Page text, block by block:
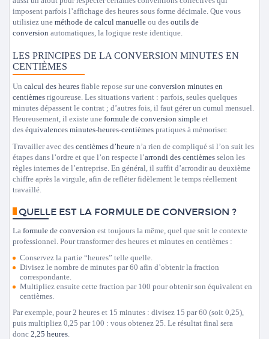
imposent parfois l’affichage des heures sous forme décimale. Que vous
utilisiez une méthode de calcul manuelle ou des outils de
conversion automatiques, la logique reste identique.
LES PRINCIPES DE LA CONVERSION MINUTES EN
CENTIÈMES
Un calcul des heures fiable repose sur une conversion minutes en
centièmes rigoureuse. Les situations varient : parfois, seules quelques
minutes dépassent le contrat ; d’autres fois, il faut gérer un cumul mensuel.
Heureusement, il existe une formule de conversion simple et
des équivalences minutes-heures-centièmes pratiques à mémoriser.
Travailler avec des centièmes d’heure n’a rien de compliqué si l’on suit les
étapes dans l’ordre et que l’on respecte l’arrondi des centièmes selon les
règles internes de l’entreprise. En général, il suffit d’arrondir au deuxième
chiffre après la virgule, afin de refléter fidèlement le temps réellement
travaillé.
QUELLE EST LA FORMULE DE CONVERSION ?
La formule de conversion est toujours la même, quel que soit le contexte
professionnel. Pour transformer des heures et minutes en centièmes :
Conservez la partie “heures” telle quelle.
Divisez le nombre de minutes par 60 afin d’obtenir la fraction
correspondante.
Multipliez ensuite cette fraction par 100 pour obtenir son équivalent en
centièmes.
Par exemple, pour 2 heures et 15 minutes : divisez 15 par 60 (soit 0,25),
puis multipliez 0,25 par 100 : vous obtenez 25. Le résultat final sera
donc 2,25 heures.